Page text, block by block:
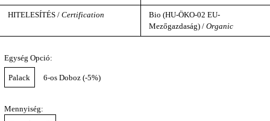
HITELESÍTÉS / Certification
Bio (HU-ÖKO-02 EU-
Mezőgazdaság) / Organic
Egység Opció:
Palack 6-os Doboz (-5%)
Mennyiség: